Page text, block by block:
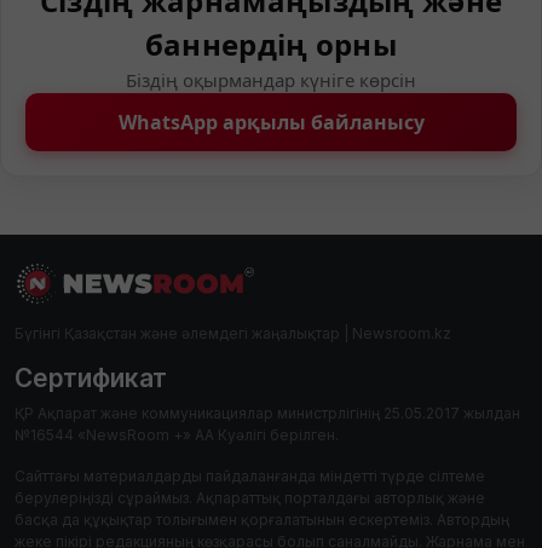
баннердің орны
Біздің оқырмандар күніге көрсін
WhatsApp арқылы байланысу
Бүгінгі Қазақстан және әлемдегі жаңалықтар | Newsroom.kz
Сертификат
ҚР Ақпарат және коммуникациялар министрлігінің 25.05.2017 жылдан
№16544 «NewsRoom +» АА Куәлігі берілген.
Сайттағы материалдарды пайдаланғанда міндетті түрде сілтеме
берулеріңізді сұраймыз. Ақпараттық порталдағы авторлық және
басқа да құқықтар толығымен қорғалатынын ескертеміз. Автордың
жеке пікірі редакцияның көзқарасы болып саналмайды. Жарнама мен